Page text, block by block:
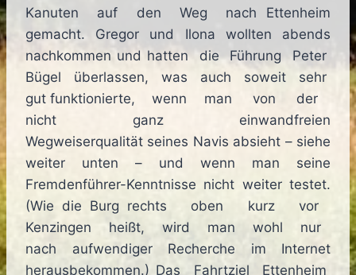
Kanuten auf den Weg nach Ettenheim
gemacht. Gregor und Ilona wollten abends
nachkommen und hatten die Führung Peter
Bügel überlassen, was auch soweit sehr
gut funktionierte, wenn man von der
nicht ganz einwandfreien
Wegweiserqualität seines Navis absieht – siehe
weiter unten – und wenn man seine
Fremdenführer-Kenntnisse nicht weiter testet.
(Wie die Burg rechts oben kurz vor
Kenzingen heißt, wird man wohl nur
nach aufwendiger Recherche im Internet
herausbekommen.) Das Fahrtziel Ettenheim